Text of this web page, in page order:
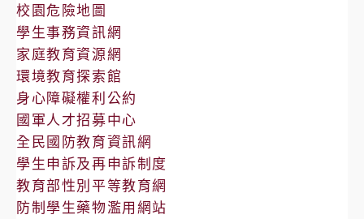
校園危險地圖
學生事務資訊網
家庭教育資源網
環境教育探索館
身心障礙權利公約
國軍人才招募中心
全民國防教育資訊網
學生申訴及再申訴制度
教育部性別平等教育網
防制學生藥物濫用網站